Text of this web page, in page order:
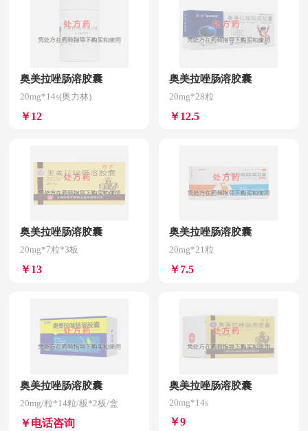
奥美拉唑肠溶胶囊
20mg*14s(奥力林)
￥12
奥美拉唑肠溶胶囊
20mg*28粒
￥12.5
奥美拉唑肠溶胶囊
20mg*7粒*3板
￥13
奥美拉唑肠溶胶囊
20mg*21粒
￥7.5
奥美拉唑肠溶胶囊
20mg/粒*14粒/板*2板/盒
￥电话咨询
奥美拉唑肠溶胶囊
20mg*14s
￥9